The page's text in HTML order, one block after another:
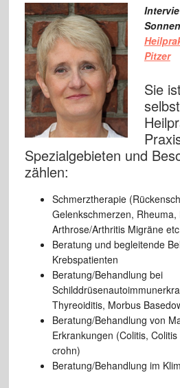
Pitzer
Sie
Spezialgebieten und
zählen:
Schmerztherapie
Gelenkschmerzen, Rheuma,
Arthrose/Arthritis Migräne
Beratung und begleitende
Krebspatienten
Beratung/Behandlung bei
Thyreoiditis, Morbus
Beratung/Behandlung von
Erkrankungen (Colitis,
crohn)
Beratung/Behandlung im